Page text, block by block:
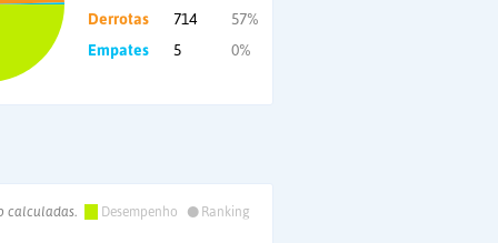
Derrotas
714
57%
Empates
5 0%
calculadas. Desempenho •
Ranking